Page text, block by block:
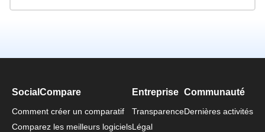
SocialCompare
Comment créer un comparatif
Comparez les meilleurs logiciels
Entreprise
Transparence
Légal
Communauté
Dernières activités